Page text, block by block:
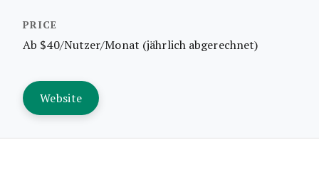
Ab $40/Nutzer/Monat (jährlich abgerechnet)
Website